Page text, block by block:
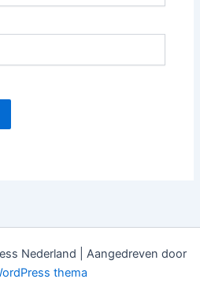
Nederland | Aangedreven door
thema